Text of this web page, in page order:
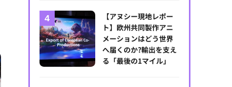
【アヌシー現地レポー
ト】欧州共同製作アニ
メーションはどう世界
へ届くのか?輸出を支え
る「最後の1マイル」